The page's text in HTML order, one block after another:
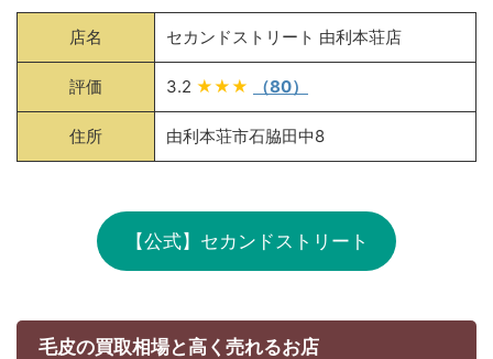
店名 セカンドストリート 由利本荘店
評価 3.2 ★★★ （80）
住所 由利本荘市石脇田中8
【公式】セカンドストリート
毛皮の買取相場と高く売れるお店